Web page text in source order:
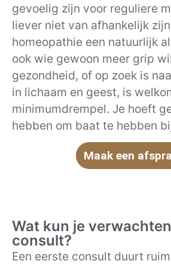
gevoelig zijn voor reguliere
liever niet van afhankelijk
homeopathie een natuurlijk
ook wie gewoon meer grip
gezondheid, of op zoek is
in lichaam en geest, is
minimumdrempel. Je hoeft
hebben om baat te hebben
Maak een
Wat kun je
consult?
Een eerste consult duurt